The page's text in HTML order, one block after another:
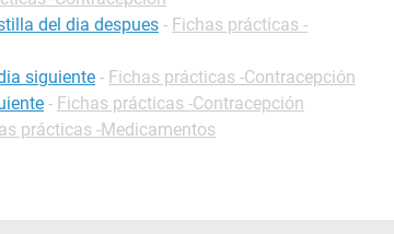
del dia despues - Fichas prácticas -
siguiente - Fichas prácticas -Contracepción
- Fichas prácticas -Contracepción
prácticas -Medicamentos